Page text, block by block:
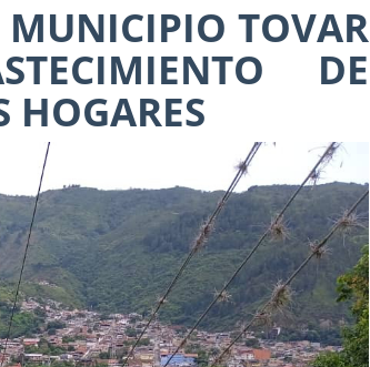
MUNICIPIO TOVAR
DE
HOGARES